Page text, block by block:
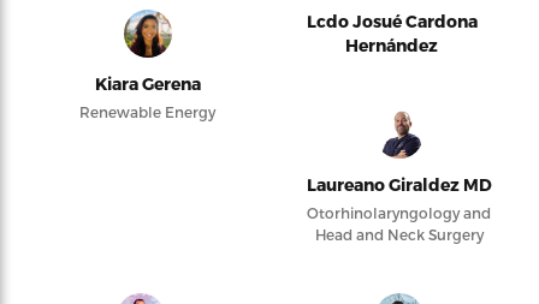
Kiara Gerena
Renewable Energy
Lcdo Josué Cardona
Hernández
Laureano Giraldez MD
Otorhinolaryngology and
Head and Neck Surgery